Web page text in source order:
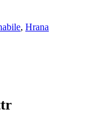
, Hrana